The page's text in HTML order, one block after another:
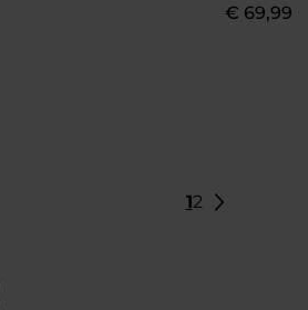
€ 69,99
12